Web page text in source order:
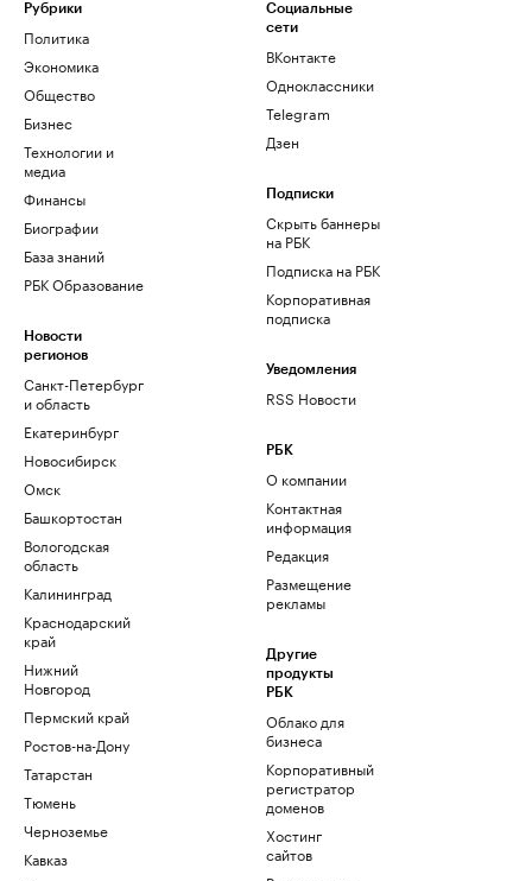
Рубрики
Политика
Экономика
Общество
Бизнес
Технологии и
медиа
Финансы
Биографии
База знаний
РБК Образование
Новости
регионов
Санкт-Петербург
и область
Екатеринбург
Новосибирск
Омск
Башкортостан
Вологодская
область
Калининград
Краснодарский
край
Нижний
Новгород
Пермский край
Ростов-на-Дону
Татарстан
Тюмень
Черноземье
Кавказ
Социальные
сети
ВКонтакте
Одноклассники
Telegram
Дзен
Подписки
Скрыть баннеры
на РБК
Подписка на РБК
Корпоративная
подписка
Уведомления
RSS Новости
РБК
О компании
Контактная
информация
Редакция
Размещение
рекламы
Другие
продукты
РБК
Облако для
бизнеса
Корпоративный
регистратор
доменов
Хостинг
сайтов